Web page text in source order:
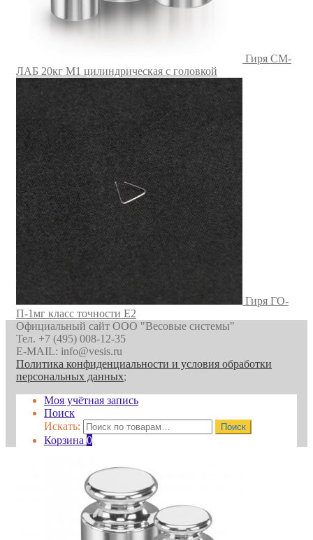
Гиря СМ-
ЛАБ 20кг M1 цилиндрическая с головкой
Гиря ГО-
П-1мг класс точности E2
Официальный сайт ООО "Весовые системы"
Тел. +7 (495) 008-12-35
E-MAIL: info@vesis.ru
Политика конфиденциальности и условия обработки
персональных данных;
Моя учётная запись
Поиск
Искать:
Поиск
Корзина 0